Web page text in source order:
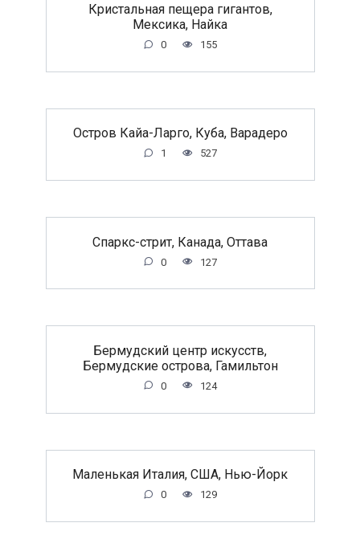
Кристальная пещера гигантов,
Мексика, Найка
0 155
Остров Кайа-Ларго, Куба, Варадеро
1 527
Спаркс-стрит, Канада, Оттава
0 127
Бермудский центр искусств,
Бермудские острова, Гамильтон
0 124
Маленькая Италия, США, Нью-Йорк
0 129